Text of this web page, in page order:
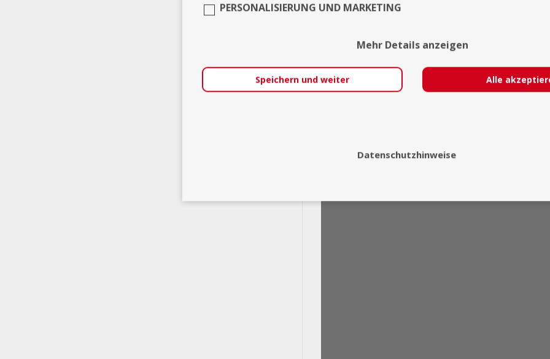
PERSONALISIERUNG UND MARKETING
Mehr Details anzeigen
Speichern und weiter Alle
Datenschutzhinweise